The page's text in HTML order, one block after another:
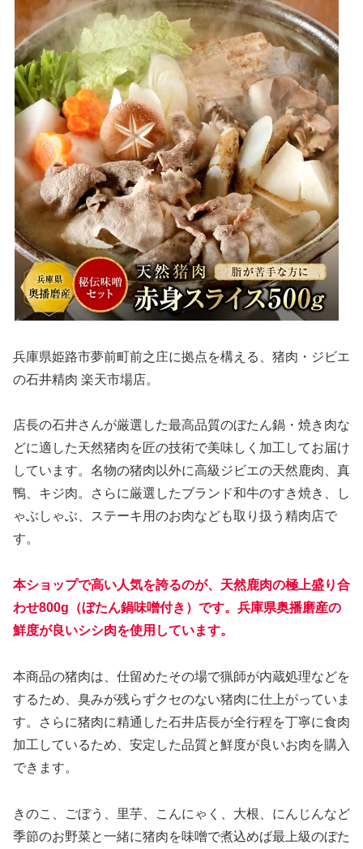
兵庫県姫路市夢前町前之庄に拠点を構える、猪肉・ジビエ
の石井精肉 楽天市場店。
店長の石井さんが厳選した最高品質のぼたん鍋・焼き肉な
どに適した天然猪肉を匠の技術で美味しく加工してお届け
しています。名物の猪肉以外に高級ジビエの天然鹿肉、真
鴨、キジ肉。さらに厳選したブランド和牛のすき焼き、し
ゃぶしゃぶ、ステーキ用のお肉なども取り扱う精肉店で
す。
本ショップで高い人気を誇るのが、天然鹿肉の極上盛り合
わせ800g（ぼたん鍋味噌付き）です。兵庫県奥播磨産の
鮮度が良いシシ肉を使用しています。
本商品の猪肉は、仕留めたその場で猟師が内蔵処理などを
するため、臭みが残らずクセのない猪肉に仕上がっていま
す。さらに猪肉に精通した石井店長が全行程を丁寧に食肉
加工しているため、安定した品質と鮮度が良いお肉を購入
できます。
きのこ、ごぼう、里芋、こんにゃく、大根、にんじんなど
季節のお野菜と一緒に猪肉を味噌で煮込めば最上級のぼた